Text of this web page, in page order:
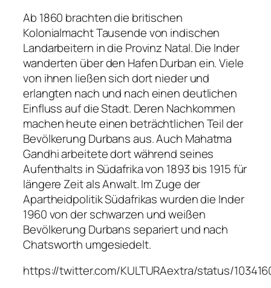
Ab 1860 brachten die britischen
Kolonialmacht Tausende von indischen
Landarbeitern in die Provinz Natal. Die Inder
wanderten über den Hafen Durban ein. Viele
von ihnen ließen sich dort nieder und
erlangten nach und nach einen deutlichen
Einfluss auf die Stadt. Deren Nachkommen
machen heute einen beträchtlichen Teil der
Bevölkerung Durbans aus. Auch Mahatma
Gandhi arbeitete dort während seines
Aufenthalts in Südafrika von 1893 bis 1915 für
längere Zeit als Anwalt. Im Zuge der
Apartheidpolitik Südafrikas wurden die Inder
1960 von der schwarzen und weißen
Bevölkerung Durbans separiert und nach
Chatsworth umgesiedelt.
https://twitter.com/KULTURAextra/status/